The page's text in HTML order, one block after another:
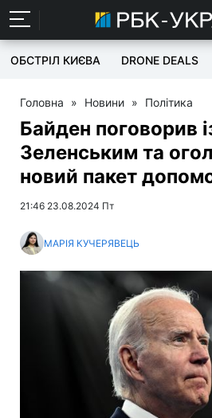
ОБСТРІЛ КИЄВА DRONE DEALS
Головна » Новини » Політика
Байден поговорив
Зеленським та
новий пакет
21:46 23.08.2024 Пт
МАРІЯ КУЧЕРЯВЕЦЬ